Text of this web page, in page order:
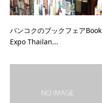
バンコクのブックフェアBook
Expo Thailan...